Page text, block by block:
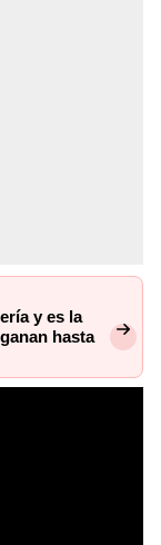
y es la
hasta